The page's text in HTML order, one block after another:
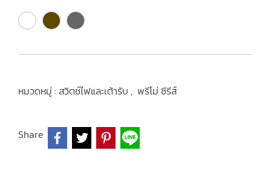
หมวดหมู่ : สวิตช์ไฟและเต้ารับ , พรีโม่ ซีรีส์
Share